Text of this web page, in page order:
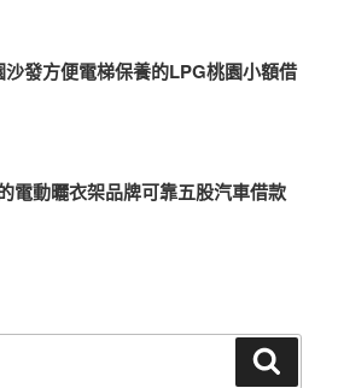
發方便電梯保養的LPG桃園小額借
電動曬衣架品牌可靠五股汽車借款